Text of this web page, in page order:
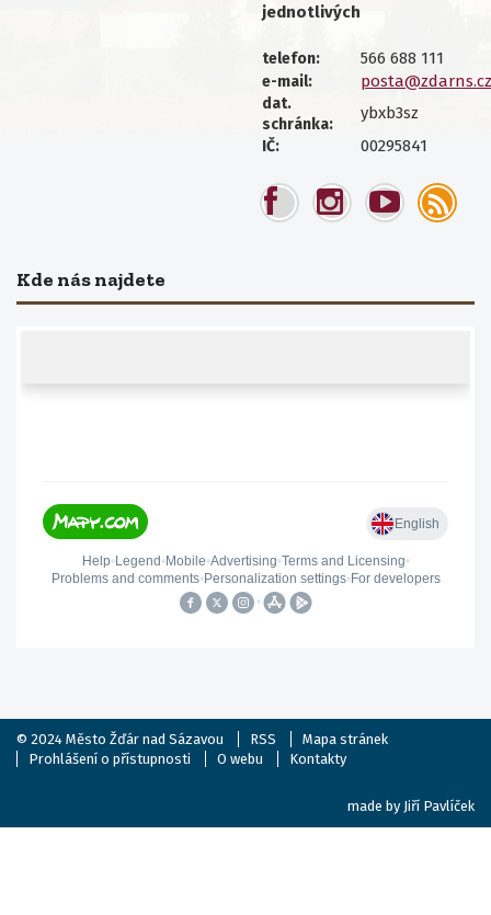
jednotlivých
telefon: 566 688 111
e-mail: posta@zdarns.cz
dat.
schránka:
ybxb3sz
IČ: 00295841
Kde nás najdete
© 2024 Město Žďár nad Sázavou RSS
Mapa stránek
Prohlášení o přístupnosti
O webu Kontakty
made by Jiří Pavlíček